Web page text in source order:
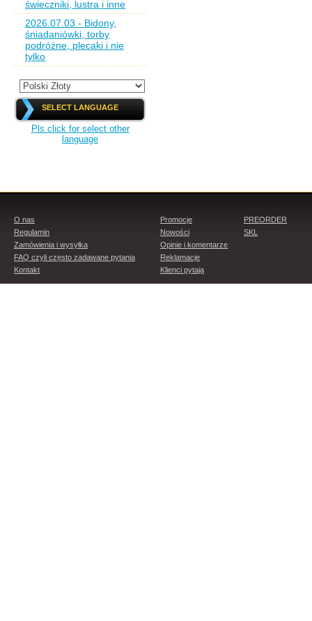
świeczniki, lustra i inne
2026.07.03 - Bidony,
śniadaniówki, torby
podróżne, plecaki i nie
tylko
SELECT LANGUAGE
Pls click for select other
language
O nas
Regulamin
Zamówienia i wysyłka
FAQ czyli często zadawane pytania
Kontakt
Promocje
Nowości
Opinie i komentarze
Reklamacje
Klienci pytają
PREORDER
SKL